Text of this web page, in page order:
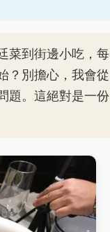
菜到街邊小吃，每
？別擔心，我會從
題。這絕對是一份